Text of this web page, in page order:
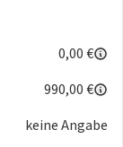
0,00 €
990,00 €
keine Angabe